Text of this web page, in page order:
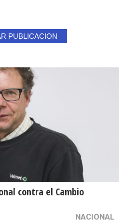
PUBLICACION
contra el Cambio
NACIONAL